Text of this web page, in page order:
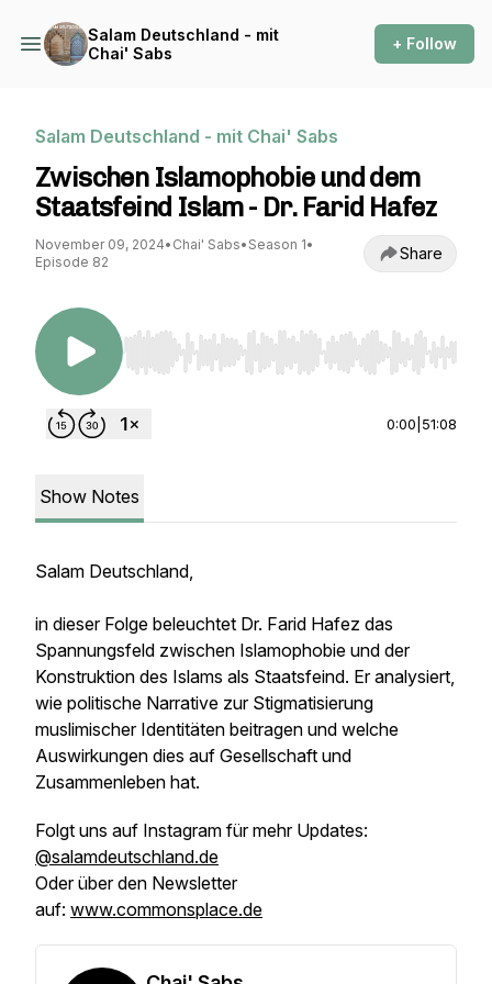
Salam Deutschland - mit
Chai' Sabs
+ Follow
Salam Deutschland - mit Chai' Sabs
Zwischen Islamophobie und dem
Staatsfeind Islam - Dr. Farid Hafez
November 09, 2024• Chai' Sabs• Season 1•
Episode 82
Share
Use Left/Right to seek, Home/End to jump to
0:00 51:08
Show Notes
Salam Deutschland,
in dieser Folge beleuchtet Dr. Farid Hafez das
Spannungsfeld zwischen Islamophobie und der
Konstruktion des Islams als Staatsfeind. Er analysiert,
wie politische Narrative zur Stigmatisierung
muslimischer Identitäten beitragen und welche
Auswirkungen dies auf Gesellschaft und
Zusammenleben hat.
Folgt uns auf Instagram für mehr Updates:
@salamdeutschland.de
Oder über den Newsletter
auf: www.commonsplace.de